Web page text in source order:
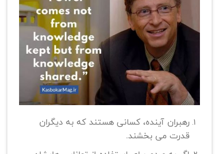
رهبران آینده، کسانی هستند که به دیگران
قدرت می بخشند.